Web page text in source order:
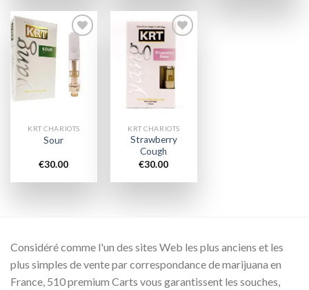
Add to
wishlist
KRT CHARIOTS
Sour
€30.00
Add to
wishlist
KRT CHARIOTS
Strawberry
Cough
€30.00
Considéré comme l'un des sites Web les plus anciens et les
plus simples de vente par correspondance de marijuana en
France, 510 premium Carts vous garantissent les souches,